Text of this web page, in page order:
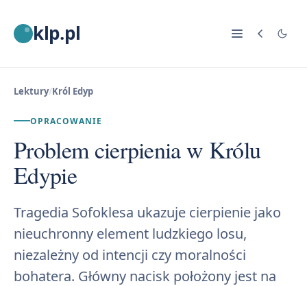
klp.pl
Lektury/Król Edyp
OPRACOWANIE
Problem cierpienia w Królu
Edypie
Tragedia Sofoklesa ukazuje cierpienie jako
nieuchronny element ludzkiego losu,
niezależny od intencji czy moralności
bohatera. Główny nacisk położony jest na